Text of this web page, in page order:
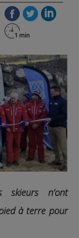
skieurs n’ont
à terre pour